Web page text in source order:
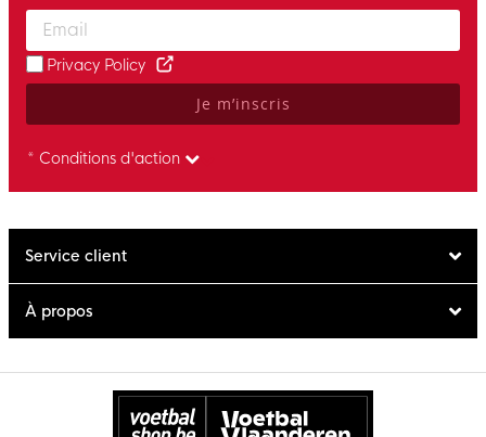
Enter your email and accept the privacy policy to subscribe to
Privacy Policy
Je m’inscris
* Conditions d'action
Service client
À propos